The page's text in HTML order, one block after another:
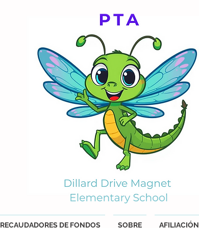
RECAUDADORES DE FONDOS SOBRE AFILIACIÓN